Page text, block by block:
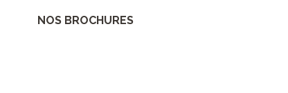
NOS BROCHURES